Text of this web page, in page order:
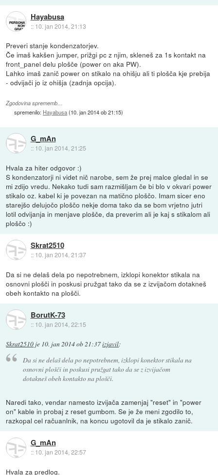
Hayabusa
:: 10. jan 2014, 21:13
Preveri stanje kondenzatorjev.
Če imaš kakšen jumper, prižgi pc z njim, skleneš za 1s kontakt na
front_panel delu plošče (power on aka PW).
Lahko imaš zanič power on stikalo na ohišju ali ti plošča kje prebija
- odvijači jo iz ohišja (zadnja opcija).
Zgodovina sprememb…
spremenilo: Hayabusa(10. jan 2014 ob 21:15)
G_mAn
:: 10. jan 2014, 21:25
Hvala za hiter odgovor :)
S kondenzatorji ni videt nič narobe, sem že prej malce gledal in se
mi zdijo vredu. Nekako tudi sam razmišljam če bi blo v okvari power
stikalo oz. kabel ki je povezan na matično ploščo. Imam sicer eno
starejšo delujočo ploščo nekje doma tako da se bom vrjetno jutri
lotil odvijanja in menjave plošče, da preverim ali je kaj s stikalom ali
ploščo :)
Skrat2510
:: 10. jan 2014, 21:37
Da si ne delaš dela po nepotrebnem, izklopi konektor stikala na
osnovni plošči in poskusi pružgat tako da se z izvijačom dotakneš
obeh kontakto na plošči.
BorutK-73
:: 10. jan 2014, 22:15
Skrat2510 je 10. jan 2014 ob 21:37izjavil:
Da si ne delaš dela po nepotrebnem, izklopi konektor stikala na
osnovni plošči in poskusi pružgat tako da se z izvijačom
dotakneš obeh kontakto na plošči.
Naredi tako, vendar namesto izvijača zamenjaj "reset" in "power
on" kable in probaj z reset gumbom. Se je že meni zgodilo to,
razkopal cel račuanlnik, na koncu ugotovil da je stikalo zanič.
G_mAn
:: 10. jan 2014, 22:57
Hvala za predlog.